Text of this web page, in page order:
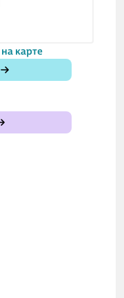
на карте